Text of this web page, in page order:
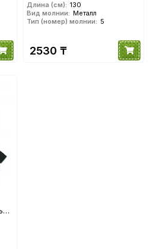
Длина (см): 130
Вид молнии: Металл
Тип (номер) молнии: 5
2530 ₸